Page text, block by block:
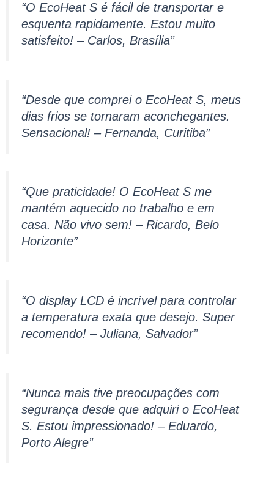
“O EcoHeat S é fácil de transportar e
esquenta rapidamente. Estou muito
satisfeito! – Carlos, Brasília”
“Desde que comprei o EcoHeat S, meus
dias frios se tornaram aconchegantes.
Sensacional! – Fernanda, Curitiba”
“Que praticidade! O EcoHeat S me
mantém aquecido no trabalho e em
casa. Não vivo sem! – Ricardo, Belo
Horizonte”
“O display LCD é incrível para controlar
a temperatura exata que desejo. Super
recomendo! – Juliana, Salvador”
“Nunca mais tive preocupações com
segurança desde que adquiri o EcoHeat
S. Estou impressionado! – Eduardo,
Porto Alegre”